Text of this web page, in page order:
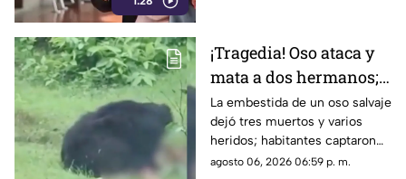
¡Tragedia! Oso ataca y
mata a dos hermanos;
dramático momento
quedó grabado en
VIDEO
La embestida de un oso salvaje
dejó tres muertos y varios
heridos; habitantes captaron
en video los momentos de
agosto 06, 2026 06:59 p. m.